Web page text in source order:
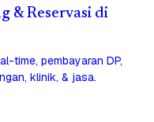
& Reservasi di
time, pembayaran DP,
klinik, & jasa.